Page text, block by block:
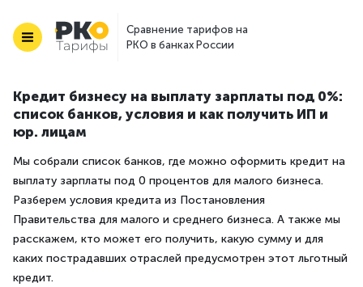
Сравнение тарифов на
РКО в банках России
Кредит бизнесу на выплату зарплаты под 0%:
список банков, условия и как получить ИП и
юр. лицам
Мы собрали список банков, где можно оформить кредит на
выплату зарплаты под 0 процентов для малого бизнеса.
Разберем условия кредита из Постановления
Правительства для малого и среднего бизнеса. А также мы
расскажем, кто может его получить, какую сумму и для
каких пострадавших отраслей предусмотрен этот льготный
кредит.